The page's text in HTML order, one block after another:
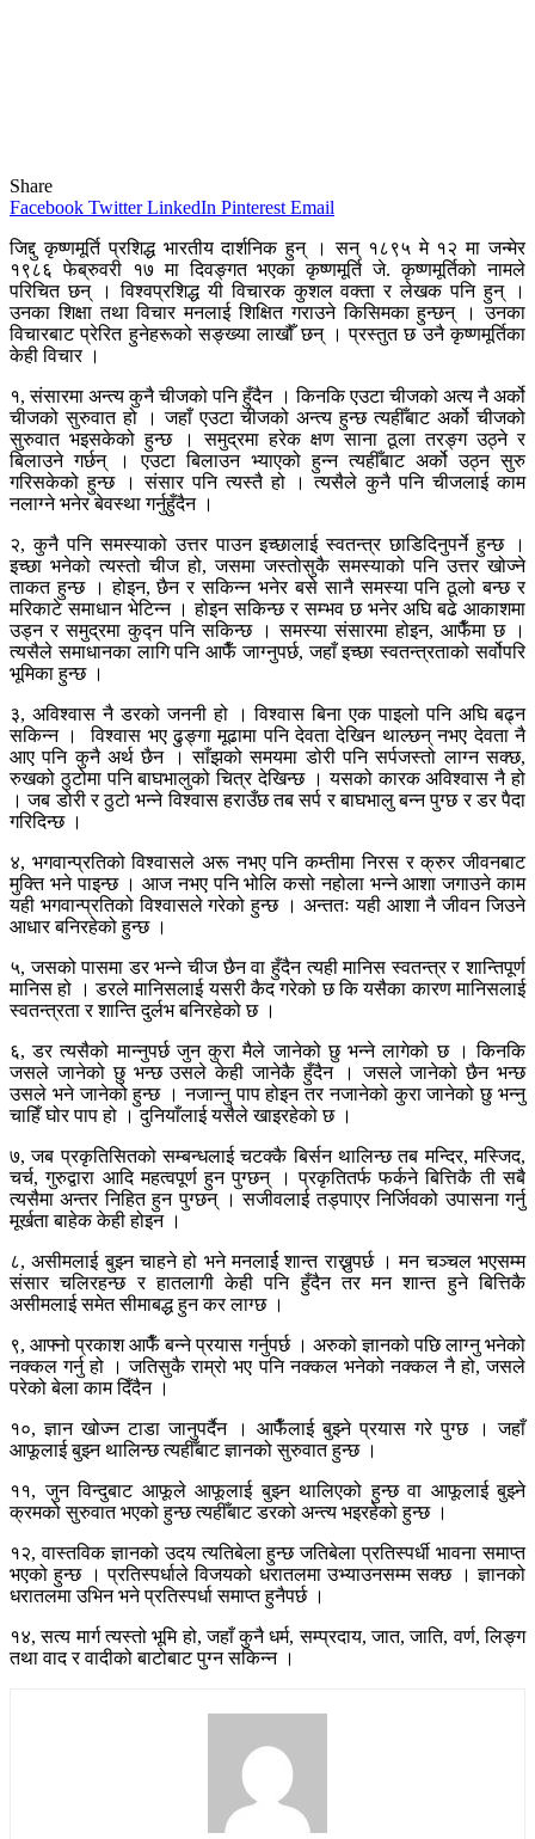
Share
Facebook Twitter LinkedIn Pinterest Email
जिद्दु कृष्णमूर्ति प्रशिद्ध भारतीय दार्शनिक हुन् । सन् १८९५ मे १२ मा जन्मेर
१९८६ फेब्रुवरी १७ मा दिवङ्गत भएका कृष्णमूर्ति जे. कृष्णमूर्तिको नामले
परिचित छन् । विश्वप्रशिद्ध यी विचारक कुशल वक्ता र लेखक पनि हुन् ।
उनका शिक्षा तथा विचार मनलाई शिक्षित गराउने किसिमका हुन्छन् । उनका
विचारबाट प्रेरित हुनेहरूको सङ्ख्या लाखौँ छन् । प्रस्तुत छ उनै कृष्णमूर्तिका
केही विचार ।
१, संसारमा अन्त्य कुनै चीजको पनि हुँदैन । किनकि एउटा चीजको अत्य नै अर्को
चीजको सुरुवात हो । जहाँ एउटा चीजको अन्त्य हुन्छ त्यहीँबाट अर्को चीजको
सुरुवात भइसकेको हुन्छ । समुद्रमा हरेक क्षण साना ठूला तरङ्ग उठ्ने र
बिलाउने गर्छन् । एउटा बिलाउन भ्याएको हुन्न त्यहीँबाट अर्को उठ्न सुरु
गरिसकेको हुन्छ । संसार पनि त्यस्तै हो । त्यसैले कुनै पनि चीजलाई काम
नलाग्ने भनेर बेवस्था गर्नुहुँदैन ।
२, कुनै पनि समस्याको उत्तर पाउन इच्छालाई स्वतन्त्र छाडिदिनुपर्ने हुन्छ ।
इच्छा भनेको त्यस्तो चीज हो, जसमा जस्तोसुकै समस्याको पनि उत्तर खोज्ने
ताकत हुन्छ । होइन, छैन र सकिन्न भनेर बसे सानै समस्या पनि ठूलो बन्छ र
मरिकाटे समाधान भेटिन्न । होइन सकिन्छ र सम्भव छ भनेर अघि बढे आकाशमा
उड्न र समुद्रमा कुद्न पनि सकिन्छ । समस्या संसारमा होइन, आफैँमा छ ।
त्यसैले समाधानका लागि पनि आफैँ जाग्नुपर्छ, जहाँ इच्छा स्वतन्त्रताको सर्वोपरि
भूमिका हुन्छ ।
३, अविश्वास नै डरको जननी हो । विश्वास बिना एक पाइलो पनि अघि बढ्न
सकिन्न । विश्वास भए ढुङ्गा मूढामा पनि देवता देखिन थाल्छन् नभए देवता नै
आए पनि कुनै अर्थ छैन । साँझको समयमा डोरी पनि सर्पजस्तो लाग्न सक्छ,
रुखको ठुटोमा पनि बाघभालुको चित्र देखिन्छ । यसको कारक अविश्वास नै हो
। जब डोरी र ठुटो भन्ने विश्वास हराउँछ तब सर्प र बाघभालु बन्न पुग्छ र डर पैदा
गरिदिन्छ ।
४, भगवान्प्रतिको विश्वासले अरू नभए पनि कम्तीमा निरस र क्रुर जीवनबाट
मुक्ति भने पाइन्छ । आज नभए पनि भोलि कसो नहोला भन्ने आशा जगाउने काम
यही भगवान्प्रतिको विश्वासले गरेको हुन्छ । अन्ततः यही आशा नै जीवन जिउने
आधार बनिरहेको हुन्छ ।
५, जसको पासमा डर भन्ने चीज छैन वा हुँदैन त्यही मानिस स्वतन्त्र र शान्तिपूर्ण
मानिस हो । डरले मानिसलाई यसरी कैद गरेको छ कि यसैका कारण मानिसलाई
स्वतन्त्रता र शान्ति दुर्लभ बनिरहेको छ ।
६, डर त्यसैको मान्नुपर्छ जुन कुरा मैले जानेको छु भन्ने लागेको छ । किनकि
जसले जानेको छु भन्छ उसले केही जानेकै हुँदैन । जसले जानेको छैन भन्छ
उसले भने जानेको हुन्छ । नजान्नु पाप होइन तर नजानेको कुरा जानेको छु भन्नु
चाहिँ घोर पाप हो । दुनियाँलाई यसैले खाइरहेको छ ।
७, जब प्रकृतिसितको सम्बन्धलाई चटक्कै बिर्सन थालिन्छ तब मन्दिर, मस्जिद,
चर्च, गुरुद्वारा आदि महत्वपूर्ण हुन पुग्छन् । प्रकृतितर्फ फर्कने बित्तिकै ती सबै
त्यसैमा अन्तर निहित हुन पुग्छन् । सजीवलाई तड्पाएर निर्जिवको उपासना गर्नु
मूर्खता बाहेक केही होइन ।
८, असीमलाई बुझ्न चाहने हो भने मनलार्ई शान्त राख्नुपर्छ । मन चञ्चल भएसम्म
संसार चलिरहन्छ र हातलागी केही पनि हुँदैन तर मन शान्त हुने बित्तिकै
असीमलाई समेत सीमाबद्ध हुन कर लाग्छ ।
९, आफ्नो प्रकाश आफैँ बन्ने प्रयास गर्नुपर्छ । अरुको ज्ञानको पछि लाग्नु भनेको
नक्कल गर्नु हो । जतिसुकै राम्रो भए पनि नक्कल भनेको नक्कल नै हो, जसले
परेको बेला काम दिँदैन ।
१०, ज्ञान खोज्न टाडा जानुपर्दैन । आफैँलाई बुझ्ने प्रयास गरे पुग्छ । जहाँ
आफूलाई बुझ्न थालिन्छ त्यहीँबाट ज्ञानको सुरुवात हुन्छ ।
११, जुन विन्दुबाट आफूले आफूलाई बुझ्न थालिएको हुन्छ वा आफूलाई बुझ्ने
क्रमको सुरुवात भएको हुन्छ त्यहीँबाट डरको अन्त्य भइरहेको हुन्छ ।
१२, वास्तविक ज्ञानको उदय त्यतिबेला हुन्छ जतिबेला प्रतिस्पर्धी भावना समाप्त
भएको हुन्छ । प्रतिस्पर्धाले विजयको धरातलमा उभ्याउनसम्म सक्छ । ज्ञानको
धरातलमा उभिन भने प्रतिस्पर्धा समाप्त हुनैपर्छ ।
१४, सत्य मार्ग त्यस्तो भूमि हो, जहाँ कुनै धर्म, सम्प्रदाय, जात, जाति, वर्ण, लिङ्ग
तथा वाद र वादीको बाटोबाट पुग्न सकिन्न ।